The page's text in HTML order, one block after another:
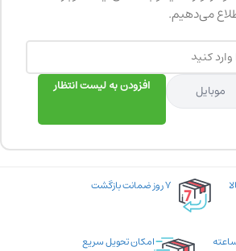
می‌دهیم.
موبایل افزودن به لیست انتظار
۷ روز ضمانت بازگشت
امکان تحویل سریع